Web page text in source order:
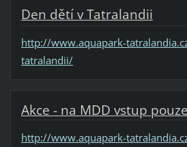
Den dětí v Tatralandii
http://www.aquapark-
tatralandii/
Akce - na MDD vstup
http://www.aquapark-